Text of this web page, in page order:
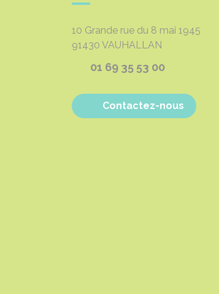
10 Grande rue du 8 mai 1945
91430 VAUHALLAN
01 69 35 53 00
Contactez-nous